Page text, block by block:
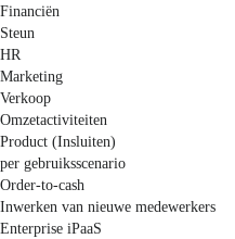
Financiën
Steun
HR
Marketing
Verkoop
Omzetactiviteiten
Product (Insluiten)
per gebruiksscenario
Order-to-cash
Inwerken van nieuwe medewerkers
Enterprise iPaaS